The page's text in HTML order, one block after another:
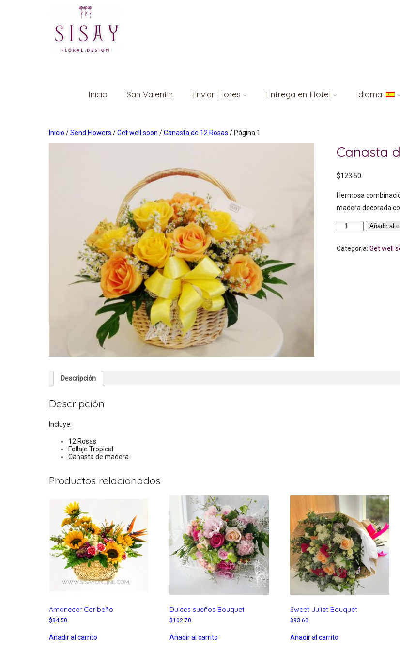
Inicio San Valentin Enviar Flores Entrega en Hotel Idioma:
Inicio /Send Flowers /Get well soon /Canasta de 12 Rosas / Página 1
Canasta
$123.50
Hermosa
madera decorada
Canasta
de
Rosas
Añadir al
Categoría: Get well
Descripción
Descripción
Incluye:
12 Rosas
Follaje Tropical
Canasta de madera
Productos relacionados
Amanecer Caribeño
$84.50
Añadir al carrito
Dulces sueños Bouquet
$102.70
Añadir al carrito
Sweet Juliet Bouquet
$93.60
Añadir al carrito